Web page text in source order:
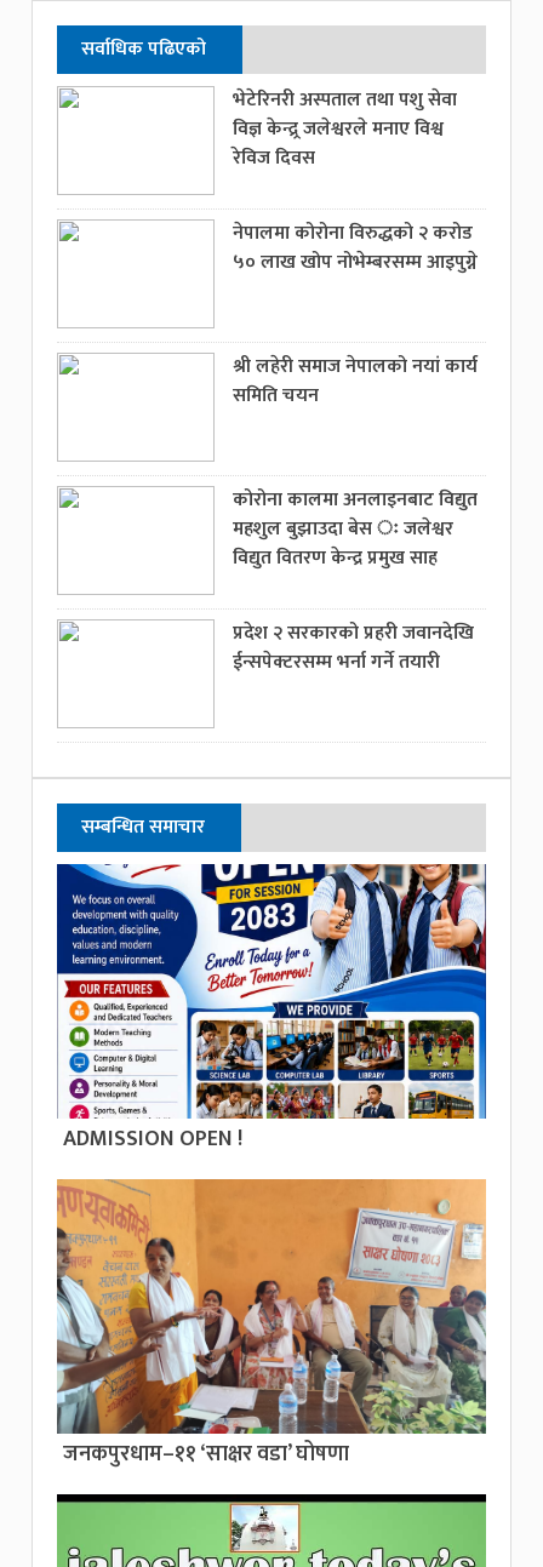
सर्वाधिक पढिएको
भेटेरिनरी अस्पताल तथा पशु सेवा
विज्ञ केन्द्र्र जलेश्वरले मनाए विश्व
रेविज दिवस
नेपालमा कोरोना विरुद्धको २ करोड
५० लाख खोप नोभेम्बरसम्म आइपुग्ने
श्री लहेरी समाज नेपालको नयां कार्य
समिति चयन
कोरोना कालमा अनलाइनबाट विद्युत
महशुल बुझाउदा बेस ः जलेश्वर
विद्युत वितरण केन्द्र प्रमुख साह
प्रदेश २ सरकारको प्रहरी जवानदेखि
ईन्सपेक्टरसम्म भर्ना गर्ने तयारी
सम्बन्धित समाचार
ADMISSION OPEN !
जनकपुरधाम–११ ‘साक्षर वडा’ घोषणा